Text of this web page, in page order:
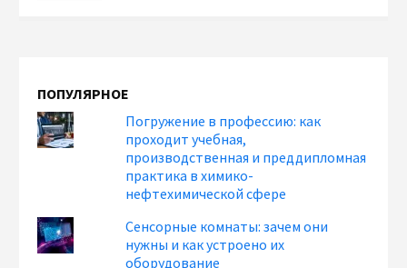
ПОПУЛЯРНОЕ
Погружение в профессию: как
проходит учебная,
производственная и преддипломная
практика в химико-
нефтехимической сфере
Сенсорные комнаты: зачем они
нужны и как устроено их
оборудование